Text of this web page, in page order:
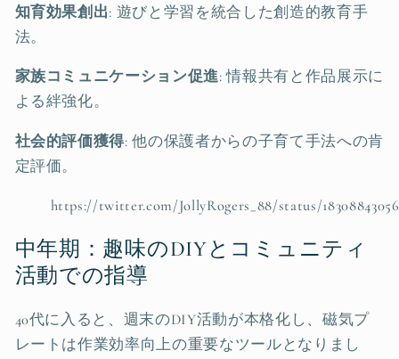
知育効果創出: 遊びと学習を統合した創造的教育手
法。
家族コミュニケーション促進: 情報共有と作品展示に
よる絆強化。
社会的評価獲得: 他の保護者からの子育て手法への肯
定評価。
https://twitter.com/JollyRogers_88/status/
中年期：趣味のDIYとコミュニティ
活動での指導
40代に入ると、週末のDIY活動が本格化し、磁気プ
レートは作業効率向上の重要なツールとなりまし